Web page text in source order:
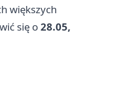
większych
się o28.05,